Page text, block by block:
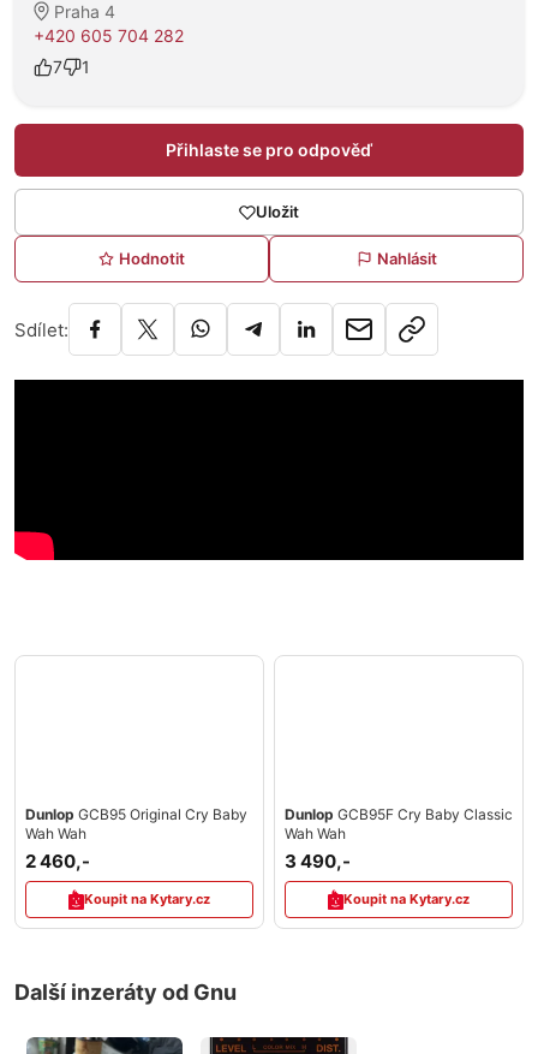
Praha 4
+420 605 704 282
7
1
Přihlaste se pro odpověď
Uložit
Hodnotit Nahlásit
Sdílet:
Dunlop GCB95 Original Cry Baby
Wah Wah
2 460,-
Koupit na Kytary.cz
Dunlop GCB95F Cry Baby Classic
Wah Wah
3 490,-
Koupit na Kytary.cz
Další inzeráty od Gnu